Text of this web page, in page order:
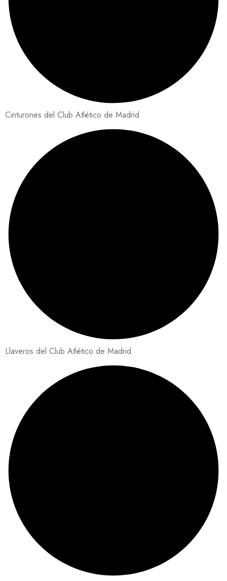
Cinturones del Club Atlético de Madrid
Llaveros del Club Atlético de Madrid